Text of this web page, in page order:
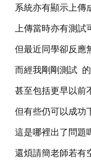
系統亦有顯示上傳
上傳當時亦有測試
但最近同學卻反應
而經我剛剛測試
甚至包括更早以前
但有些仍可以成功
這是哪裡出了問題
還煩請簡老師若有